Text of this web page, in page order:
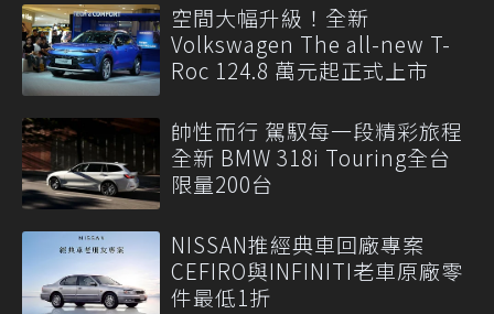
空間大幅升級！全新
Volkswagen The all-new T-
Roc 124.8 萬元起正式上市
帥性而行 駕馭每一段精彩旅程
全新 BMW 318i Touring全台
限量200台
NISSAN推經典車回廠專案
CEFIRO與INFINITI老車原廠零
件最低1折